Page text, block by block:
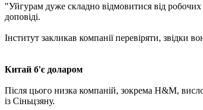
"Уйгурам дуже складно відмовитися від робочих
доповіді.
Інститут закликав компанії перевіряти,
Китай б'є доларом
Після цього низка компаній, зокрема H&M,
із Сіньцзяну.